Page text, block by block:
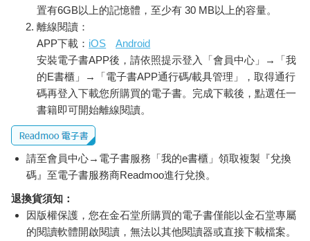
沒見過驢子的老虎，看見驢子長得那麼高大，不敢靠近，只敢躲
在樹林間偷看。
有一天驢子大叫了一聲，把老虎嚇得跑好遠。隔一陣，老虎看接
下來沒什麼動靜，才又靠近驢子。
驢子氣了，伸出後腳踢了老虎一下。
老虎高興地想：「哈哈！原來你的本事不過會踢而已。」於是一
撲而上，咬死了驢子。
看了這個故事，你該了解，如果你不內行，或是只不過「半內
行」，最好少說話，因為很可能你簡簡單單半句話，就顯示了你
的不內行，表現了你的「黔驢之技」。
更重要的，是當你多說話，或故作內行的時候，也是你最容易閃
神的時候，因為你的「神」都拿來充內行了，在其他方面就少了
戒備。
置有6GB以上的記憶體，至少有 30 MB以上的容量。
離線閱讀：
APP下載： iOS
Android
安裝電子書APP後，請依照提示登入「會員中心」→「我
的E書櫃」→「電子書APP通行碼/載具管理」，取得通行
碼再登入下載您所購買的電子書。完成下載後，點選任一
書籍即可開始離線閱讀。
請至會員中心→電子書服務「我的e書櫃」領取複製『兌換
碼』至電子書服務商Readmoo進行兌換。
退換貨須知：
因版權保護，您在金石堂所購買的電子書僅能以金石堂專屬
的閱讀軟體開啟閱讀，無法以其他閱讀器或直接下載檔案。